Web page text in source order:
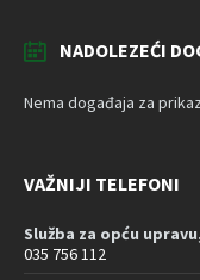
NADOLEZEĆI
Nema događaja za
VAŽNIJI TELEFONI
Služba za opću
035 756 112